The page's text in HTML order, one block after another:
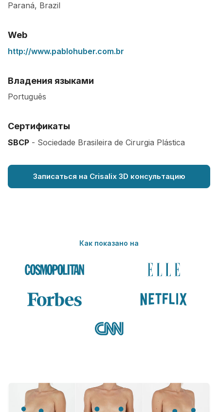
Paraná, Brazil
Web
http://www.pablohuber.com.br
Владения языками
Português
Сертификаты
SBCP - Sociedade Brasileira de Cirurgia Plástica
Записаться на Crisalix 3D консультацию
Как показано на